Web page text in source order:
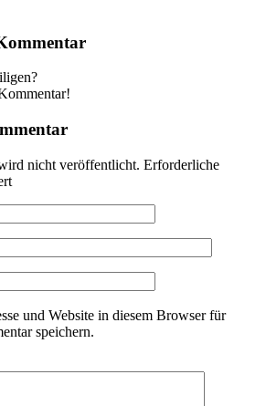
nicht veröffentlicht. Erforderliche
und Website in diesem Browser für
speichern.